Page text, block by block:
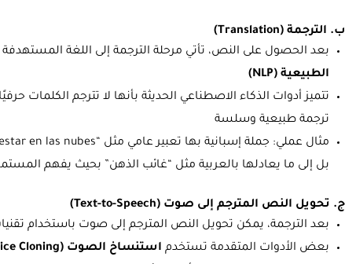
ب. الترجمة (Translation)
بعد الحصول على النص، تأتي مرحلة الترجمة إلى اللغة المستهدفة
الطبيعية (NLP)
تتميز أدوات الذكاء الاصطناعي الحديثة بأنها لا تترجم الكلمات
ترجمة طبيعية وسلسة
بل إلى ما يعادلها بالعربية مثل “غائب الذهن” بحيث يفهم
ج. تحويل النص المترجم إلى صوت (Text-to-Speech)
بعد الترجمة، يمكن تحويل النص المترجم إلى صوت باستخدام
بعض الأدوات المتقدمة تستخدم استنساخ الصوت (Voice Cloning)